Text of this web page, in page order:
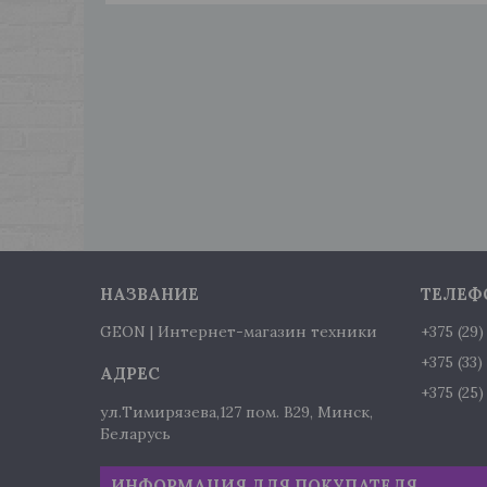
GEON | Интернет-магазин техники
ул.Тимирязева,127 пом. В29, Минск,
Беларусь
+375
+375
+375